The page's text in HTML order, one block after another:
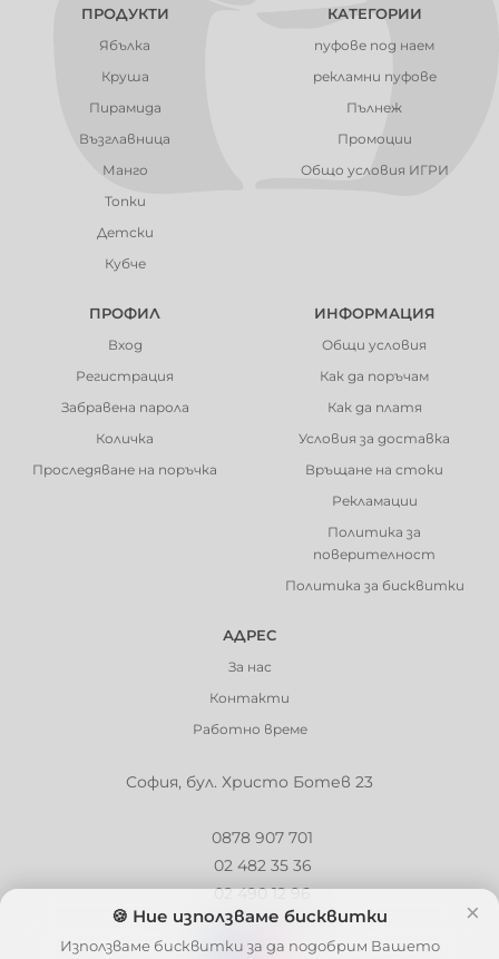
ПРОДУКТИ
Ябълка
Круша
Пирамида
Възглавница
Манго
Топки
Детски
Кубче
КАТЕГОРИИ
пуфове под наем
рекламни пуфове
Пълнеж
Промоции
Общо условия ИГРИ
ПРОФИЛ
Вход
Регистрация
Забравена парола
Количка
Проследяване на поръчка
ИНФОРМАЦИЯ
Общи условия
Как да поръчам
Как да платя
Условия за доставка
Връщане на стоки
Рекламации
Политика за
поверителност
Политика за бисквитки
АДРЕС
За нас
Контакти
Работно време
София, бул. Христо Ботев 23
0878 907 701
02 482 35 36
02 490 12 96
info@barbaron.bg
×
🍪 Ние използваме бисквитки
Използваме бисквитки за да подобрим Вашето